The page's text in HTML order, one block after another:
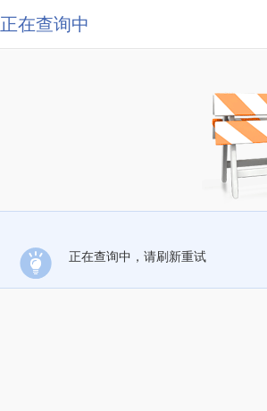
正在查询中
正在查询中，请刷新重试